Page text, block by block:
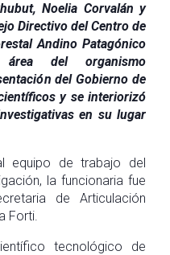
Noelia Corvalán y
Directivo del Centro de
Andino Patagónico
área del organismo
del Gobierno de
y se interiorizó
en su lugar
equipo de trabajo del
la funcionaria fue
de Articulación
Forti.
tecnológico de